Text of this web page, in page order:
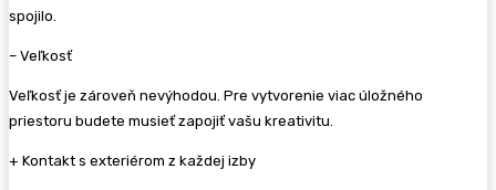
spojilo.
– Veľkosť
Veľkosť je zároveň nevýhodou. Pre vytvorenie viac úložného
priestoru budete musieť zapojiť vašu kreativitu.
+ Kontakt s exteriérom z každej izby